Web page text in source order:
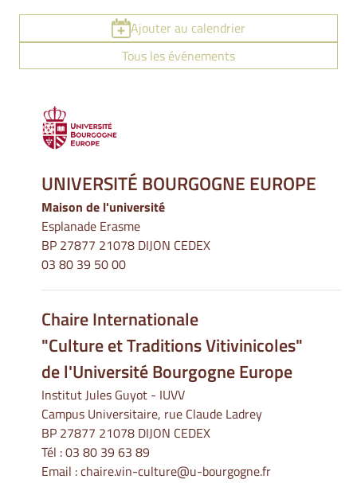
Ajouter au calendrier
Tous les événements
UNIVERSITÉ BOURGOGNE EUROPE
Maison de l'université
Esplanade Erasme
BP 27877 21078 DIJON CEDEX
03 80 39 50 00
Chaire Internationale
"Culture et Traditions Vitivinicoles"
de l'Université Bourgogne Europe
Institut Jules Guyot - IUVV
Campus Universitaire, rue Claude Ladrey
BP 27877 21078 DIJON CEDEX
Tél :03 80 39 63 89
Email :chaire.vin-culture@u-bourgogne.fr